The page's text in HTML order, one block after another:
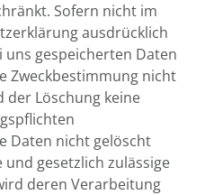
Sofern nicht im
ausdrücklich
uns gespeicherten Daten
Zweckbestimmung nicht
Löschung keine
Daten nicht gelöscht
gesetzlich zulässige
deren Verarbeitung